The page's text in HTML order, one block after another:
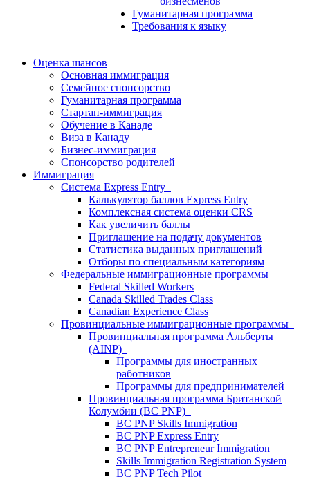
Гуманитарная программа
Требования к языку
Оценка шансов
Основная иммиграция
Семейное спонсорство
Гуманитарная программа
Стартап-иммиграция
Обучение в Канаде
Виза в Канаду
Бизнес-иммиграция
Спонсорство родителей
Иммиграция
Система Express Entry
Калькулятор баллов Express Entry
Комплексная система оценки CRS
Как увеличить баллы
Приглашение на подачу документов
Статистика выданных приглашений
Отборы по специальным категориям
Федеральные иммиграционные программы
Federal Skilled Workers
Canada Skilled Trades Class
Canadian Experience Class
Провинциальные иммиграционные программы
Провинциальная программа Альберты
(AINP)
Программы для иностранных
работников
Программы для предпринимателей
Провинциальная программа Британской
Колумбии (BC PNP)
BC PNP Skills Immigration
BC PNP Express Entry
BC PNP Entrepreneur Immigration
Skills Immigration Registration System
BC PNP Tech Pilot